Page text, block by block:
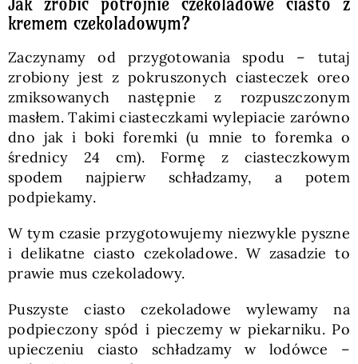
kremem czekoladowym?
Zaczynamy od przygotowania spodu – tutaj
zrobiony jest z pokruszonych ciasteczek oreo
zmiksowanych następnie z rozpuszczonym
masłem. Takimi ciasteczkami wylepiacie zarówno
dno jak i boki foremki (u mnie to foremka o
średnicy 24 cm). Formę z ciasteczkowym
spodem najpierw schładzamy, a potem
podpiekamy.
W tym czasie przygotowujemy niezwykle pyszne
i delikatne ciasto czekoladowe. W zasadzie to
prawie mus czekoladowy.
Puszyste ciasto czekoladowe wylewamy na
podpieczony spód i pieczemy w piekarniku. Po
upieczeniu ciasto schładzamy w lodówce –